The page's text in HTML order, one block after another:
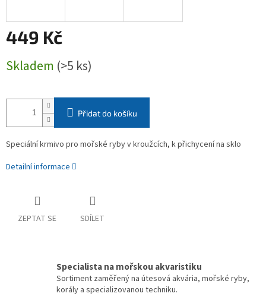
449 Kč
cena:
Skladem (>5 ks)
Přidat do košíku
Speciální krmivo pro mořské ryby v kroužcích, k přichycení na sklo
Detailní informace
ZEPTAT SE SDÍLET
Specialista na mořskou akvaristiku
Sortiment zaměřený na útesová akvária, mořské ryby,
korály a specializovanou techniku.